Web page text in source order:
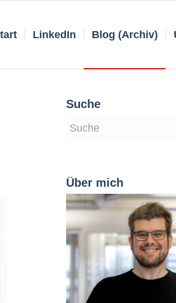
LinkedIn Blog (Archiv)
Suche
Über mich